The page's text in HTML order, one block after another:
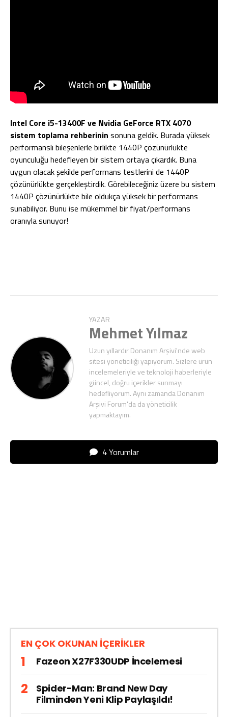
Intel Core i5-13400F ve Nvidia GeForce RTX 4070
sistem toplama rehberinin sonuna geldik. Burada yüksek
performanslı bileşenlerle birlikte 1440P çözünürlükte
oyunculuğu hedefleyen bir sistem ortaya çıkardık. Buna
uygun olacak şekilde performans testlerini de 1440P
çözünürlükte gerçekleştirdik. Görebileceğiniz üzere bu sistem
1440P çözünürlükte bile oldukça yüksek bir performans
sunabiliyor. Bunu ise mükemmel bir fiyat/performans
oranıyla sunuyor!
YAZAR
Mehmet Yılmaz
Uzun yıllardır Donanım Arşivi'nde web
sitesi yöneticiliği yapıyorum. Sizlere ürün
incelemeleriyle ve teknoloji haberleriyle
güncel, doğru içerikler sunmayı
hedefliyorum. Aynı zamanda Donanım
Arşivi Forum'da da yöneticilik
yapmaktayım.
4 Yorumlar
EN ÇOK OKUNAN İÇERİKLER
Fazeon X27F330UDP İncelemesi
Spider-Man: Brand New Day
Filminden Yeni Klip Paylaşıldı!